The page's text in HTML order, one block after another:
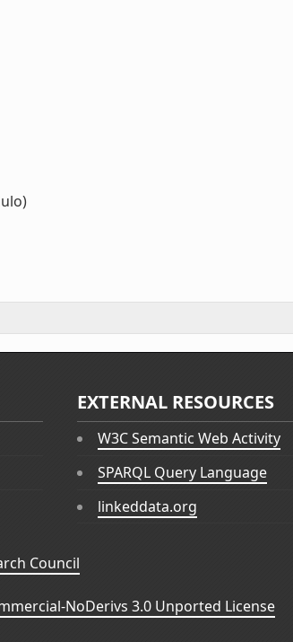
EXTERNAL RESOURCES
W3C Semantic Web Activity
SPARQL Query Language
linkeddata.org
Council
NoDerivs 3.0 Unported License